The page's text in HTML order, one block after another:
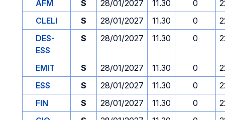
AFM
S 28/01/2027 11.30 0
CLELI
S 28/01/2027 11.30 0
DES-
ESS
S 28/01/2027 11.30 0
EMIT S 28/01/2027 11.30 0
ESS
S 28/01/2027 11.30 0
FIN
S 28/01/2027 11.30 0